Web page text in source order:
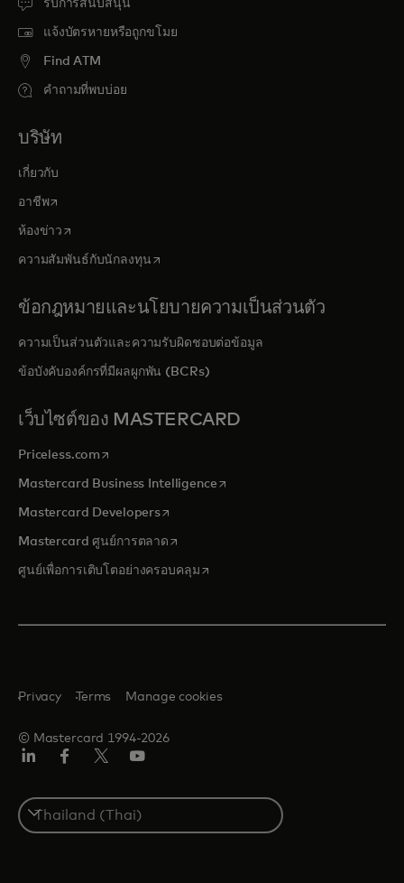
รับการสนับสนุน
แจ้งบัตรหายหรือถูกขโมย
Find ATM
คำถามที่พบบ่อย
บริษัท
เกี่ยวกับ
อาชีพopens in a new tab
ห้องข่าว opens in a new tab
ความสัมพันธ์กับนักลงทุน opens in a new tab
ข้อกฎหมายและนโยบายความเป็นส่วนตัว
ความเป็นส่วนตัวและความรับผิดชอบต่อข้อมูล
ข้อบังคับองค์กรที่มีผลผูกพัน (BCRs)
เว็บไซต์ของ MASTERCARD
Priceless.com opens in a new tab
Mastercard Business Intelligenceopens in a new tab
Mastercard Developersopens in a new tab
Mastercard ศูนย์การตลาด opens in a new tab
ศูนย์เพื่อการเติบโตอย่างครอบคลุมopens in a new tab
© Mastercard 1994-2026
Privacy Terms Manage cookies
Select
a
country
เตอร์/
เอ็กซ์